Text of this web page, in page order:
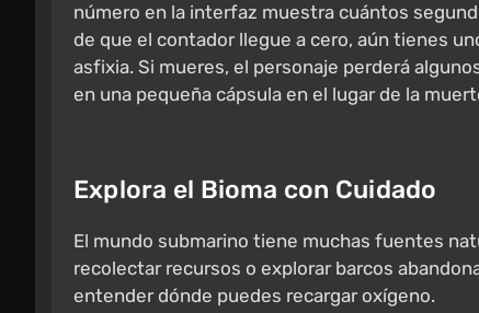
número en la interfaz muestra cuántos
de que el contador llegue a cero, aún tienes
asfixia. Si mueres, el personaje perderá
en una pequeña cápsula en el lugar de la
Explora el Bioma con Cuidado
El mundo submarino tiene muchas fuentes
recolectar recursos o explorar barcos
entender dónde puedes recargar oxígeno.